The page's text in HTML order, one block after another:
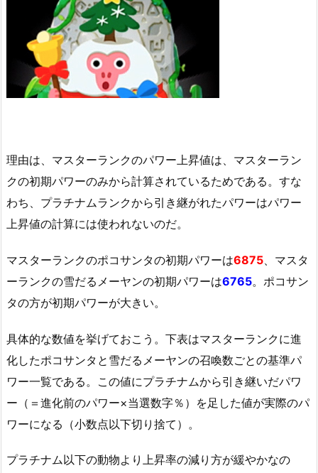
理由は、マスターランクのパワー上昇値は、マスターラン
クの初期パワーのみから計算されているためである。すな
わち、プラチナムランクから引き継がれたパワーはパワー
上昇値の計算には使われないのだ。
マスターランクのポコサンタの初期パワーは6875 、マスタ
ーランクの雪だるメーヤンの初期パワーは6765。ポコサン
タの方が初期パワーが大きい。
具体的な数値を挙げておこう。下表はマスターランクに進
化したポコサンタと雪だるメーヤンの召喚数ごとの基準パ
ワー一覧である。この値にプラチナムから引き継いだパワ
ー（＝進化前のパワー×当選数字％）を足した値が実際のパ
ワーになる（小数点以下切り捨て）。
プラチナム以下の動物より上昇率の減り方が緩やかなの